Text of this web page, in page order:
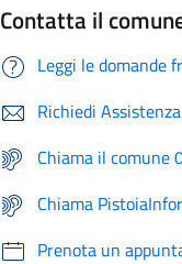
Contatta il
Leggi le domande
Richiedi Assistenza
Chiama il comune
Chiama
Prenota un